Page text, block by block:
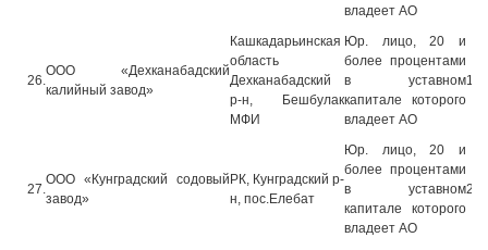
владеет АО
26.
ООО «Дехканабадский
калийный завод»
Кашкадарьинская
область
Дехканабадский
р-н, Бешбулак
МФИ
Юр. лицо, 20 и
более процентами
в уставном
капитале которого
владеет АО
27.
ООО «Кунградский содовый
завод»
РК, Кунградский р-
н, пос.Елебат
Юр. лицо, 20 и
более процентами
в уставном
капитале которого
владеет АО